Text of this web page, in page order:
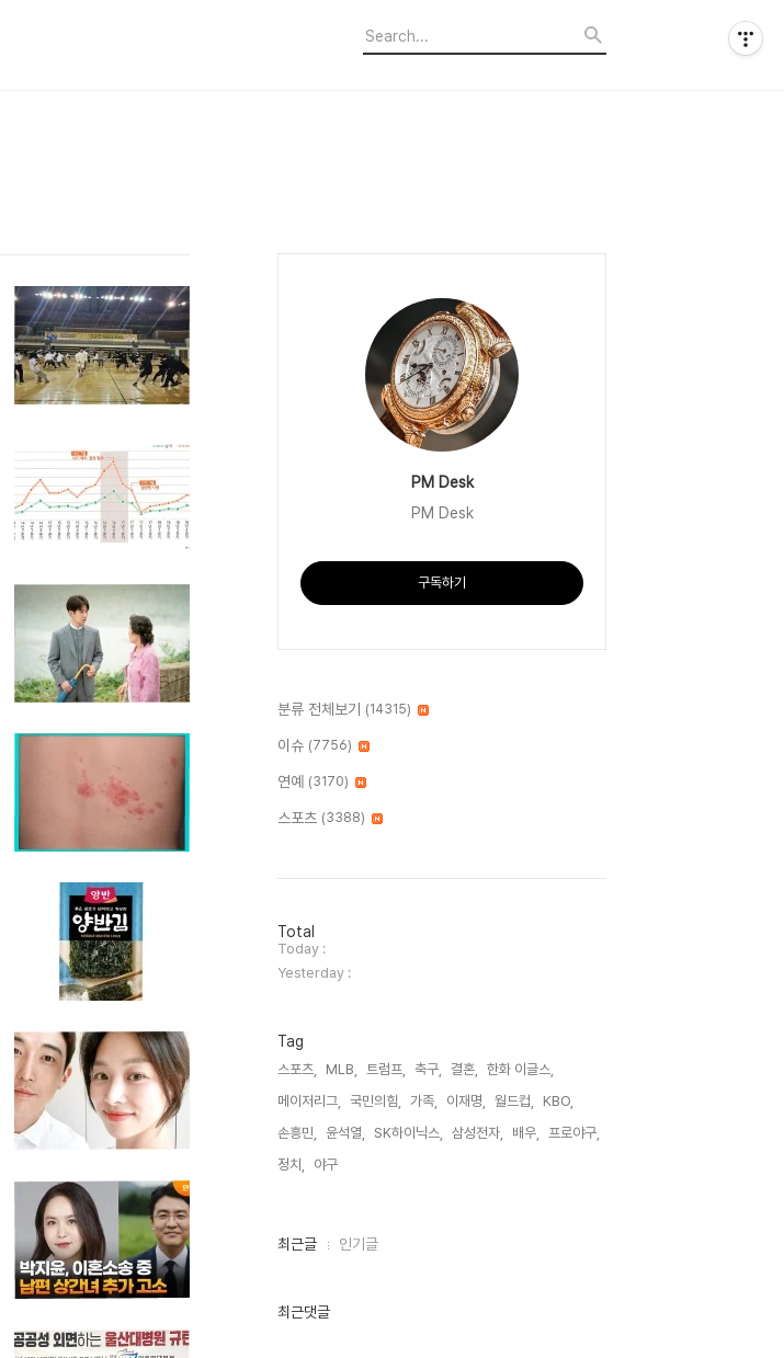
PM Desk
PM Desk
구독하기
분류 전체보기 (14315)
이슈 (7756)
연예 (3170)
스포츠 (3388)
방
문
자
수
Total
Today :
Yesterday :
Tag
스포츠, MLB, 트럼프, 축구, 결혼,
한화 이글스,
메이저리그,
국민의힘, 가족, 이재명, 월드컵,
KBO,
손흥민,
윤석열, SK하이닉스, 삼성전자, 배우,
프로야구,
정치,
야구,
최
인
최근글 인기글
최근댓글